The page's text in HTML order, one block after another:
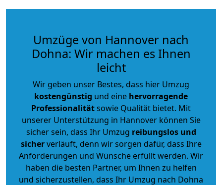
Umzüge von Hannover nach
Dohna: Wir machen es Ihnen
leicht
Wir geben unser Bestes, dass hier Umzug
kostengünstig und eine hervorragende
Professionalitätsowie Qualität bietet. Mit
unserer Unterstützung in Hannover können Sie
sicher sein, dass Ihr Umzug reibungslos und
sicherverläuft, denn wir sorgen dafür, dass Ihre
Anforderungen und Wünsche erfüllt werden. Wir
haben die besten Partner, um Ihnen zu helfen
und sicherzustellen, dass Ihr Umzug nach Dohna